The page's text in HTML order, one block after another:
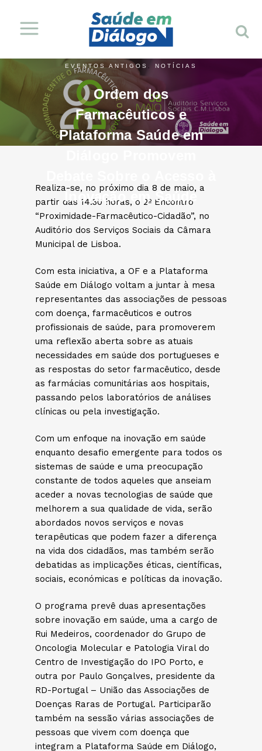
EVENTOS ANTIGOS NOTÍCIAS
Ordem dos
Farmacêuticos e
Plataforma Saúde em
Inovação em Saúde
Realiza-se, no próximo dia 8 de maio, a
partir das 14:30 horas, o 2º Encontro
“Proximidade-Farmacêutico-Cidadão”, no
Auditório dos Serviços Sociais da Câmara
Municipal de Lisboa.
Com esta iniciativa, a OF e a Plataforma
Saúde em Diálogo voltam a juntar à mesa
representantes das associações de pessoas
com doença, farmacêuticos e outros
profissionais de saúde, para promoverem
uma reflexão aberta sobre as atuais
necessidades em saúde dos portugueses e
as respostas do setor farmacêutico, desde
as farmácias comunitárias aos hospitais,
passando pelos laboratórios de análises
clínicas ou pela investigação.
Com um enfoque na inovação em saúde
enquanto desafio emergente para todos os
sistemas de saúde e uma preocupação
constante de todos aqueles que anseiam
aceder a novas tecnologias de saúde que
melhorem a sua qualidade de vida, serão
abordados novos serviços e novas
terapêuticas que podem fazer a diferença
na vida dos cidadãos, mas também serão
debatidas as implicações éticas, científicas,
sociais, económicas e políticas da inovação.
O programa prevê duas apresentações
sobre inovação em saúde, uma a cargo de
Rui Medeiros, coordenador do Grupo de
Oncologia Molecular e Patologia Viral do
Centro de Investigação do IPO Porto, e
outra por Paulo Gonçalves, presidente da
RD-Portugal – União das Associações de
Doenças Raras de Portugal. Participarão
também na sessão várias associações de
pessoas que vivem com doença que
integram a Plataforma Saúde em Diálogo,